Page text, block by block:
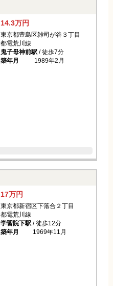
14.3万円
東京都豊島区雑司が谷３丁目
都電荒川線
鬼子母神前駅/ 徒歩7分
築年月
1989年2月
17万円
東京都新宿区下落合２丁目
都電荒川線
学習院下駅/ 徒歩12分
築年月
1969年11月